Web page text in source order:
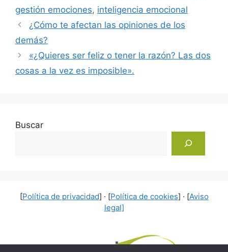
gestión emociones, inteligencia emocional
¿Cómo te afectan las opiniones de los
demás?
«¿Quieres ser feliz o tener la razón? Las dos
cosas a la vez es imposible».
Buscar
[Política de privacidad] · [Política de cookies] · [Aviso
legal]